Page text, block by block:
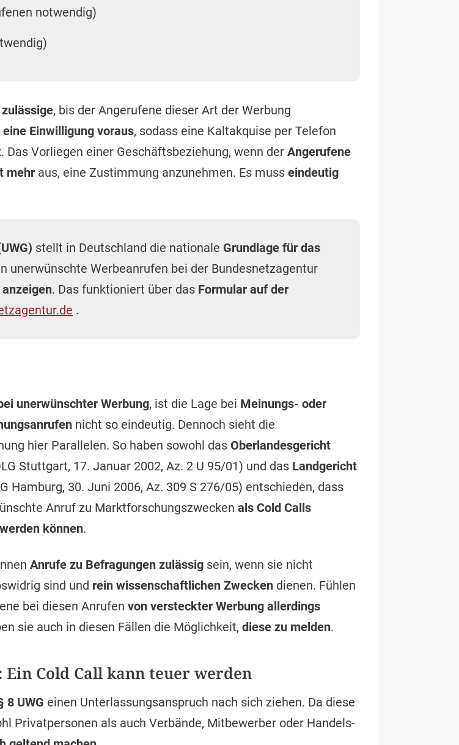
notwendig)
, bis der Angerufene dieser Art der Werbung
eine Einwilligung voraus, sodass eine Kaltakquise per Telefon
. Das Vorliegen einer Geschäftsbeziehung, wenn der Angerufene
mehr aus, eine Zustimmung anzunehmen. Es muss eindeutig
stellt in Deutschland die nationale Grundlage für das
unerwünschte Werbeanrufen bei der Bundesnetzagentur
. Das funktioniert über das Formular auf der
.
unerwünschter Werbung, ist die Lage bei Meinungs- oder
nicht so eindeutig. Dennoch sieht die
hier Parallelen. So haben sowohl dasOberlandesgericht
Stuttgart, 17. Januar 2002, Az. 2 U 95/01) und das Landgericht
Hamburg, 30. Juni 2006, Az. 309 S 276/05) entschieden, dass
Anruf zu Marktforschungszwecken als Cold Calls
können.
Anrufe zu Befragungen zulässig sein, wenn sie nicht
sind und rein wissenschaftlichen Zwecken dienen. Fühlen
bei diesen Anrufenvon versteckter Werbung allerdings
sie auch in diesen Fällen die Möglichkeit,diese zu melden.
Cold Call kann teuer werden
8 UWG einen Unterlassungsanspruch nach sich ziehen. Da diese
Privatpersonen als auch Verbände, Mitbewerber oder Handels-